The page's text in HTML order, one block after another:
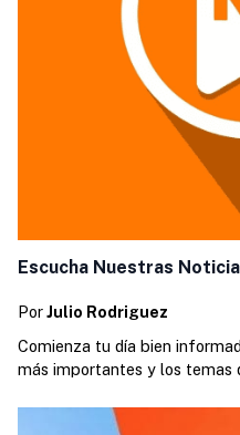
Escucha Nuestras
Por Julio Rodriguez
Comienza tu día bien
más importantes y los temas